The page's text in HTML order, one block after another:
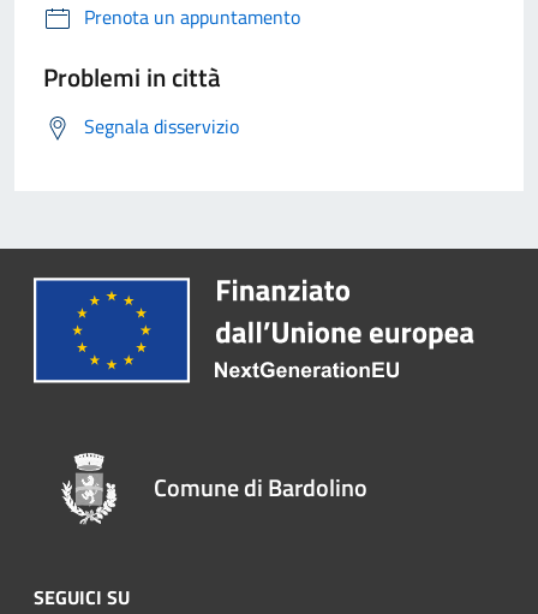
Prenota un appuntamento
Problemi in città
Segnala disservizio
Comune di Bardolino
SEGUICI SU